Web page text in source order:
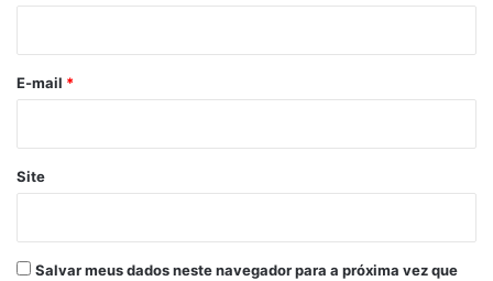
*
E-mail *
Site
Salvar meus dados neste navegador para a próxima vez que